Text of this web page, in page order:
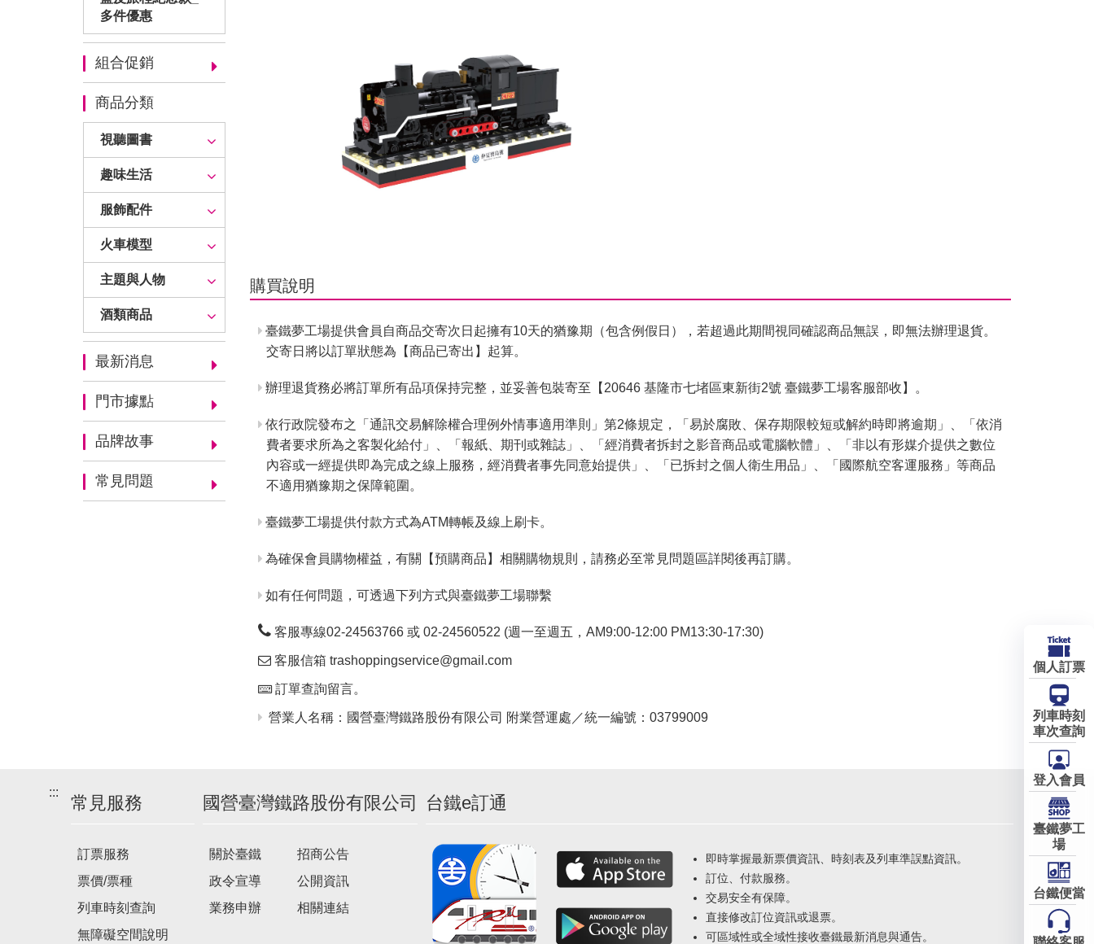
多件優惠
組合促銷
商品分類
視聽圖書
趣味生活
服飾配件
火車模型
主題與人物
酒類商品
最新消息
門市據點
品牌故事
常見問題
購買說明
臺鐵夢工場提供會員自商品交寄次日起擁有10天的猶豫期（包含例假日），若超過此期間視同確認商品無誤，即無法辦理退貨。
交寄日將以訂單狀態為【商品已寄出】起算。
辦理退貨務必將訂單所有品項保持完整，並妥善包裝寄至【20646 基隆市七堵區東新街2號 臺鐵夢工場客服部收】。
依行政院發布之「通訊交易解除權合理例外情事適用準則」第2條規定，「易於腐敗、保存期限較短或解約時即將逾期」、「依消
費者要求所為之客製化給付」、「報紙、期刊或雜誌」、「經消費者拆封之影音商品或電腦軟體」、「非以有形媒介提供之數位
內容或一經提供即為完成之線上服務，經消費者事先同意始提供」、「已拆封之個人衛生用品」、「國際航空客運服務」等商品
不適用猶豫期之保障範圍。
臺鐵夢工場提供付款方式為ATM轉帳及線上刷卡。
為確保會員購物權益，有關【預購商品】相關購物規則，請務必至常見問題區詳閱後再訂購。
如有任何問題，可透過下列方式與臺鐵夢工場聯繫
客服專線02-24563766 或 02-24560522 (週一至週五，AM9:00-12:00 PM13:30-17:30)
客服信箱 trashoppingservice@gmail.com
訂單查詢留言。
營業人名稱：國營臺灣鐵路股份有限公司 附業營運處／統一編號：03799009
:::
常見服務
訂票服務
票價/票種
列車時刻查詢
無障礙空間說明
國營臺灣鐵路股份有限公司
關於臺鐵
政令宣導
業務申辦
招商公告
公開資訊
相關連結
台鐵e訂通
即時掌握最新票價資訊、時刻表及列車準誤點資訊。
訂位、付款服務。
交易安全有保障。
直接修改訂位資訊或退票。
可區域性或全域性接收臺鐵最新消息與通告。
個人訂票
列車時刻
車次查詢
登入會員
臺鐵夢工
場
台鐵便當